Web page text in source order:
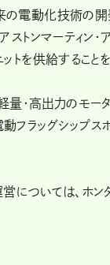
来の電動化技術
ーティン・アラム
トを供給すること
量・高出力のモー
動フラッグシップ
については、ホン